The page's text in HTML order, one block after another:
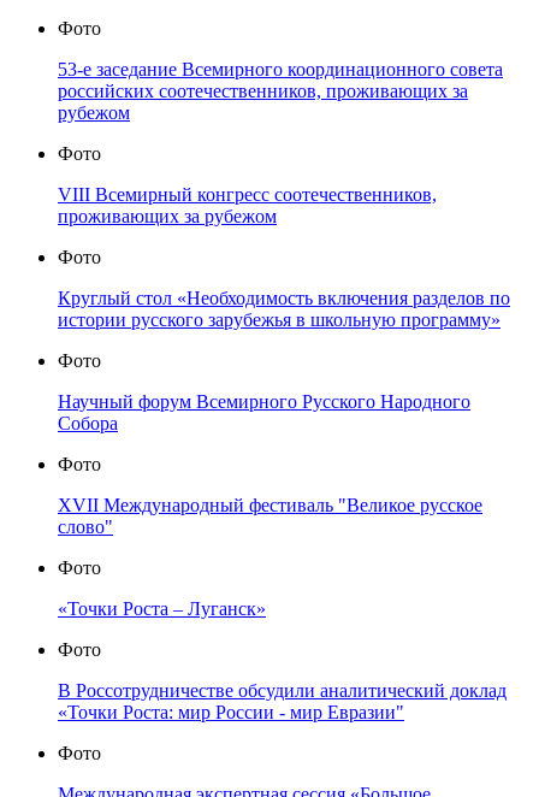
Фото
53-е заседание Всемирного координационного совета
российских соотечественников, проживающих за
рубежом
Фото
VIII Всемирный конгресс соотечественников,
проживающих за рубежом
Фото
Круглый стол «Необходимость включения разделов по
истории русского зарубежья в школьную программу»
Фото
Научный форум Всемирного Русского Народного
Собора
Фото
XVII Международный фестиваль "Великое русское
слово"
Фото
«Точки Роста – Луганск»
Фото
В Россотрудничестве обсудили аналитический доклад
«Точки Роста: мир России - мир Евразии"
Фото